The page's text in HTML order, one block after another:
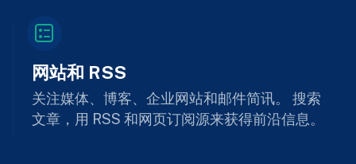
网站和 RSS
关注媒体、博客、企业网站和邮件简讯。 搜索
文章，用 RSS 和网页订阅源来获得前沿信息。